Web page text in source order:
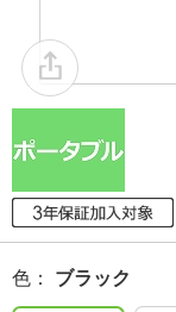
色 ： ブラック